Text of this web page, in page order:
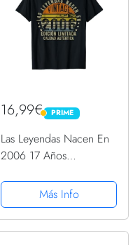
16,99€ PRIME
PRIME
Las Leyendas Nacen En
2006 17 Años
Regalo Camiseta
Más Info